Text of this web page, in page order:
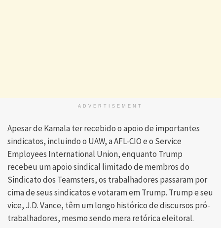
ADVERTISEMENT
Apesar de Kamala ter recebido o apoio de importantes
sindicatos, incluindo o UAW, a AFL-CIO e o Service
Employees International Union, enquanto Trump
recebeu um apoio sindical limitado de membros do
Sindicato dos Teamsters, os trabalhadores passaram por
cima de seus sindicatos e votaram em Trump. Trump e seu
vice, J.D. Vance, têm um longo histórico de discursos pró-
trabalhadores, mesmo sendo mera retórica eleitoral.